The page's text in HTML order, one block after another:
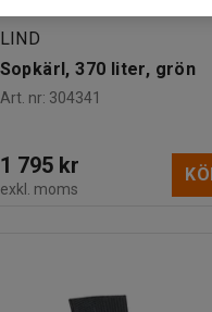
LIND
Sopkärl, 370 liter, grön
Art. nr: 304341
1 795 kr
exkl. moms